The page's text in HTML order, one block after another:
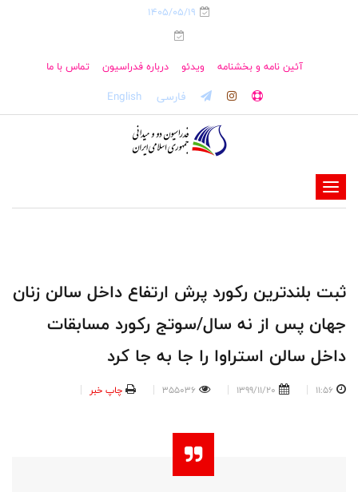
1405/05/19
آئین نامه و بخشنامه ویدئو درباره فدراسیون تماس با ما
فارسی English
-
-
-
ثبت بلندترین رکورد پرش ارتفاع داخل سالن زنان
جهان پس از نه سال/سوتج رکورد مسابقات
داخل سالن استراوا را جا به جا کرد
11:56
1399/11/20
355036 چاپ خبر